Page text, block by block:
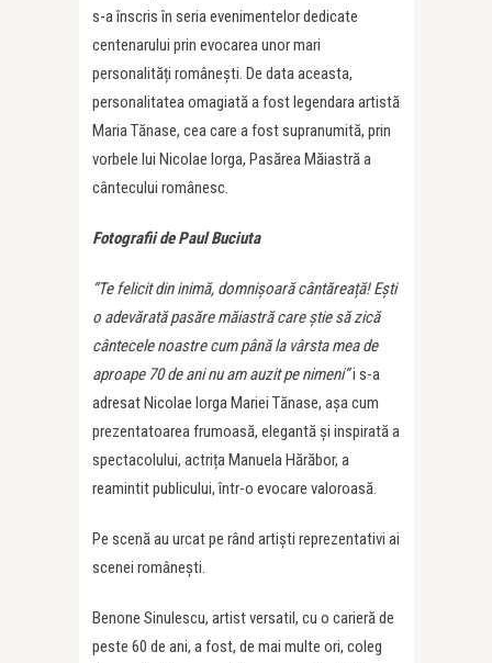
s-a înscris în seria evenimentelor dedicate
centenarului prin evocarea unor mari
personalități românești. De data aceasta,
personalitatea omagiată a fost legendara artistă
Maria Tănase, cea care a fost supranumită, prin
vorbele lui Nicolae Iorga, Pasărea Măiastră a
cântecului românesc.
Fotografii de Paul Buciuta
“Te felicit din inimă, domnișoară cântăreață! Ești
o adevărată pasăre măiastră care știe să zică
cântecele noastre cum până la vârsta mea de
aproape 70 de ani nu am auzit pe nimeni”i s-a
adresat Nicolae Iorga Mariei Tănase, așa cum
prezentatoarea frumoasă, elegantă și inspirată a
spectacolului, actrița Manuela Hărăbor, a
reamintit publicului, într-o evocare valoroasă.
Pe scenă au urcat pe rând artiști reprezentativi ai
scenei românești.
Benone Sinulescu, artist versatil, cu o carieră de
peste 60 de ani, a fost, de mai multe ori, coleg